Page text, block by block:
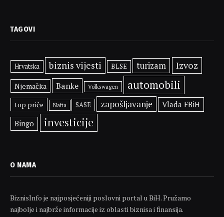
TAGOVI
Hrvatska biznis vijesti BLSE turizam Izvoz
Njemačka Banke Volkswagen automobili
top priče Nafta SASE zapošljavanje Vlada FBiH
Bingo investicije
O NAMA
BiznisInfo je najposjećeniji poslovni portal u BiH. Pružamo
najbolje i najbrže informacije iz oblasti biznisa i finansija.